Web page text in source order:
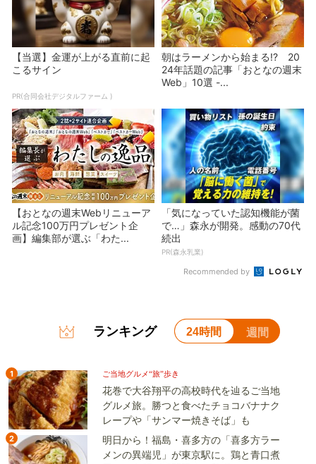
【当選】金運が上がる直前に起
こるサイン
PR(合同会社デジタルファーム )
朝はラーメンから始まる!? 20
24年話題の記事「おとなの週末
Web」10選 -...
【おとなの週末Webリニューア
ル記念100万円プレゼント企
画】編集部が選ぶ「わた...
「気になっていた認知機能が菌
で…」森永が開発。感動の70代
続出
PR(森永乳業)
Recommended by
ランキング 24時間 週間
1 ご当地グルメ“旅”歩き
花巻で大谷翔平の高校時代を辿るご当地
グルメ旅。勝つと食べたチョコバナナク
レープや「サンマー焼きそば」も
2
明日から！福島・喜多方の「喜多方ラー
メンの異端児」が東京駅に。鶏と青口煮